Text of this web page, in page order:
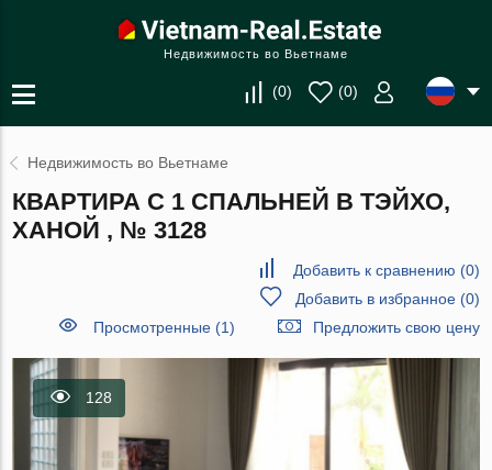
Недвижимость во Вьетнаме
(0) (0)
Недвижимость во Вьетнаме
КВАРТИРА С 1 СПАЛЬНЕЙ В ТЭЙХО,
ХАНОЙ , № 3128
Добавить к сравнению (0)
Добавить в избранное(0)
Просмотренные (1)
Предложить свою цену
128